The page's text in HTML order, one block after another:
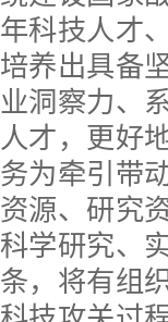
年科技人才
培养出具备
业洞察力、
人才，更好
务为牵引带
资源、研究
科学研究、
条，将有组